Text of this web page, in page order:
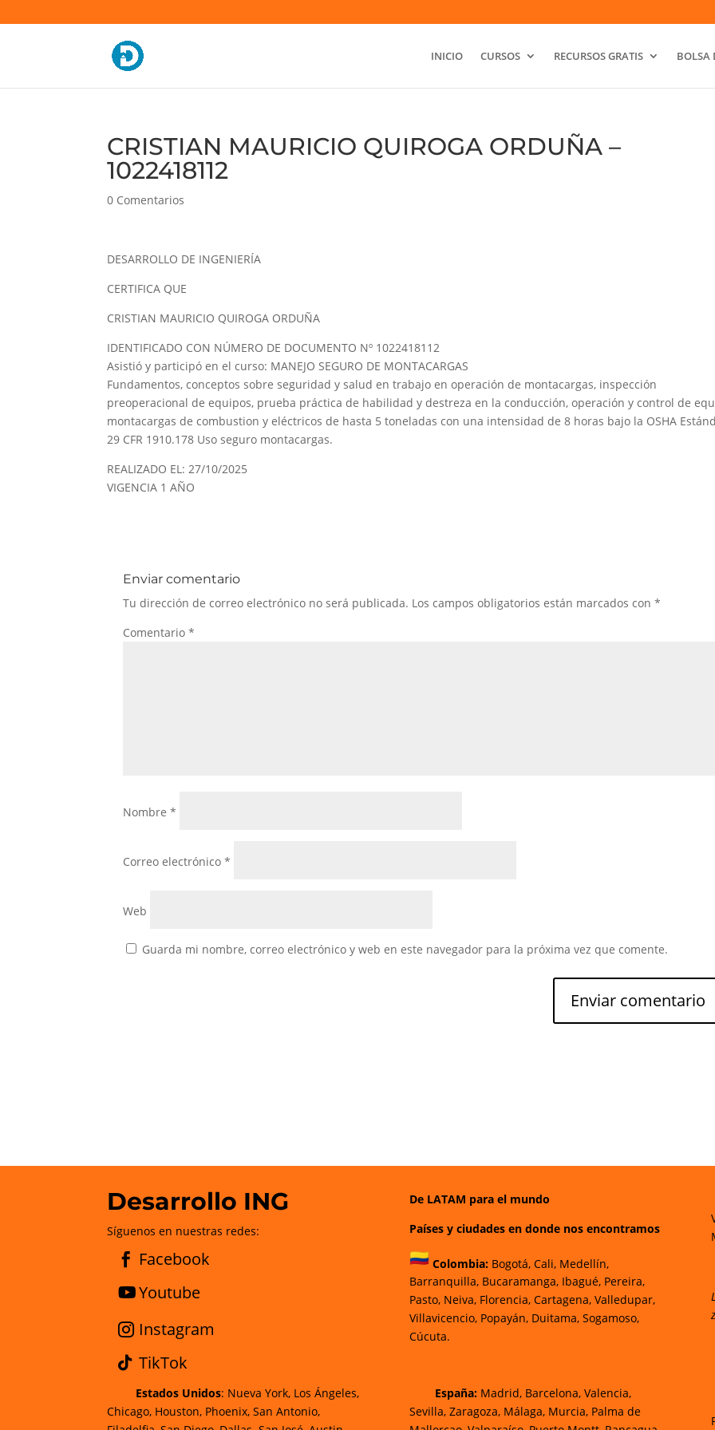
INICIO CURSOS RECURSOS GRATIS BOLSA
CRISTIAN MAURICIO QUIROGA ORDUÑA –
1022418112
0 Comentarios
DESARROLLO DE INGENIERÍA
CERTIFICA QUE
CRISTIAN MAURICIO QUIROGA ORDUÑA
IDENTIFICADO CON NÚMERO DE DOCUMENTO Nº 1022418112
Asistió y participó en el curso: MANEJO SEGURO DE MONTACARGAS
Fundamentos, conceptos sobre seguridad y salud en trabajo en operación de montacargas, inspección
preoperacional de equipos, prueba práctica de habilidad y destreza en la conducción, operación y control de
montacargas de combustion y eléctricos de hasta 5 toneladas con una intensidad de 8 horas bajo la OSHA
29 CFR 1910.178 Uso seguro montacargas.
REALIZADO EL: 27/10/2025
VIGENCIA 1 AÑO
Enviar comentario
Tu dirección de correo electrónico no será publicada. Los campos obligatorios están marcados con*
Comentario*
Nombre*
Correo electrónico*
Web
Guarda mi nombre, correo electrónico y web en este navegador para la próxima vez que comente.
Desarrollo ING
Síguenos en nuestras redes:
Facebook
Youtube
Instagram
TikTok
De LATAM para el mundo
Países y ciudades en donde nos encontramos
Colombia: Bogotá,Cali, Medellín,
Barranquilla,Bucaramanga,Ibagué,Pereira,
Pasto, Neiva, Florencia, Cartagena, Valledupar,
Villavicencio,Popayán, Duitama, Sogamoso,
Cúcuta.
Estados Unidos: Nueva York, Los Ángeles,
Chicago, Houston, Phoenix, San Antonio,
España: Madrid, Barcelona, Valencia,
Sevilla, Zaragoza, Málaga, Murcia, Palma de